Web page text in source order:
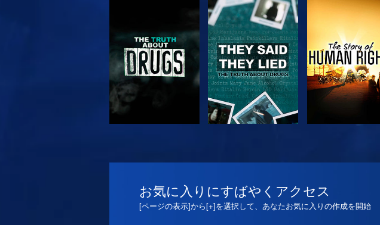
観る
お気に入りにすばやくアクセス
[ページの表示]から[+]を選択して、あなたお気に入りの作成を開始